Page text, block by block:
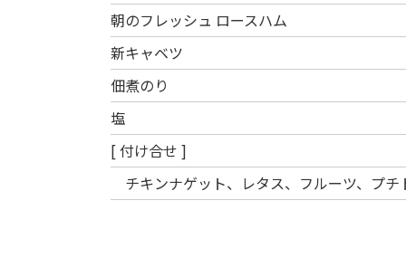
朝のフレッシュ ロースハム
新キャベツ
佃煮のり
塩
[ 付け合せ ]
チキンナゲット、レタス、フルーツ、プチ